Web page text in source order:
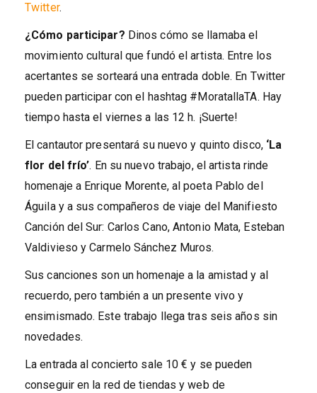
Twitter.
¿Cómo participar? Dinos cómo se llamaba el
movimiento cultural que fundó el artista. Entre los
acertantes se sorteará una entrada doble. En Twitter
pueden participar con el hashtag #MoratallaTA. Hay
tiempo hasta el viernes a las 12 h. ¡Suerte!
El cantautor presentará su nuevo y quinto disco, ‘La
flor del frío’. En su nuevo trabajo, el artista rinde
homenaje a Enrique Morente, al poeta Pablo del
Águila y a sus compañeros de viaje del Manifiesto
Canción del Sur: Carlos Cano, Antonio Mata, Esteban
Valdivieso y Carmelo Sánchez Muros.
Sus canciones son un homenaje a la amistad y al
recuerdo, pero también a un presente vivo y
ensimismado. Este trabajo llega tras seis años sin
novedades.
La entrada al concierto sale 10 € y se pueden
conseguir en la red de tiendas y web de